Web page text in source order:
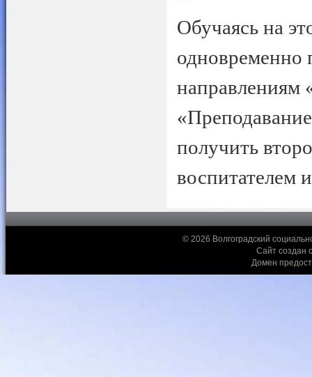
Обучаясь на
одновременно
направлениям
получить
воспитателем
© 2026 Волгоградский
Сайт создан
Домен